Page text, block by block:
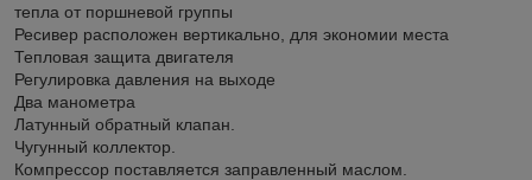
тепла от поршневой группы
Ресивер расположен вертикально, для экономии места
Тепловая защита двигателя
Регулировка давления на выходе
Два манометра
Латунный обратный клапан.
Чугунный коллектор.
Компрессор поставляется заправленный маслом.